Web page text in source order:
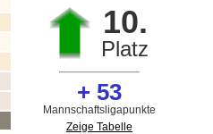
10.
Platz
+ 53
Mannschaftsligapunkte
Zeige Tabelle